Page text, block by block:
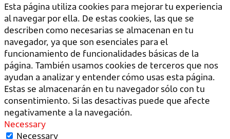
Esta página utiliza cookies para mejorar tu experiencia
al navegar por ella. De estas cookies, las que se
describen como necesarias se almacenan en tu
navegador, ya que son esenciales para el
funcionamiento de funcionalidades básicas de la
página. También usamos cookies de terceros que nos
ayudan a analizar y entender cómo usas esta página.
Estas se almacenarán en tu navegador sólo con tu
consentimiento. Si las desactivas puede que afecte
negativamente a la navegación.
Necessary
Necessary